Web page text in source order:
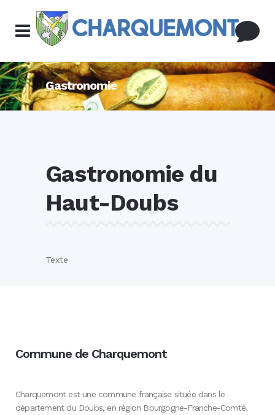
Gastronomie
Gastronomie du
Haut-Doubs
Texte
Commune de Charquemont
Charquemont est une commune française située dans le
département du Doubs, en région Bourgogne-Franche-Comté.